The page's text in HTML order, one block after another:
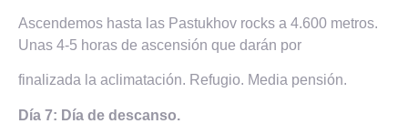
Ascendemos hasta las Pastukhov rocks a 4.600 metros.
Unas 4-5 horas de ascensión que darán por
finalizada la aclimatación. Refugio. Media pensión.
Día 7: Día de descanso.